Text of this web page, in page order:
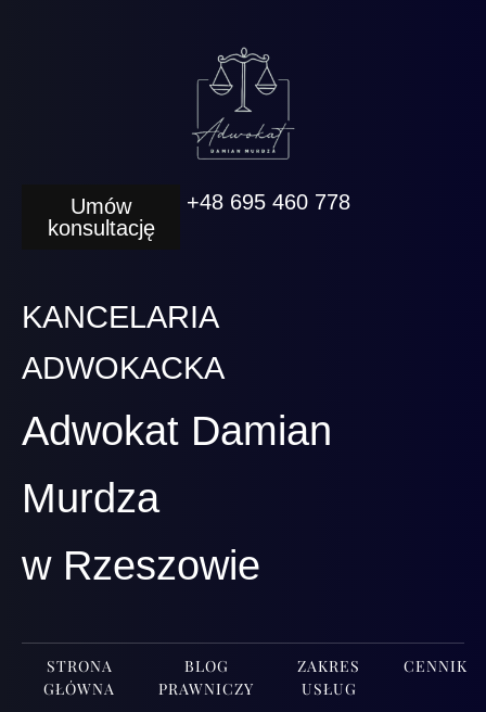
Umów
konsultację
+48 695 460 778
KANCELARIA
ADWOKACKA
Adwokat Damian
Murdza
w Rzeszowie
STRONA
GŁÓWNA
BLOG
PRAWNICZY
ZAKRES
USŁUG
CENNIK